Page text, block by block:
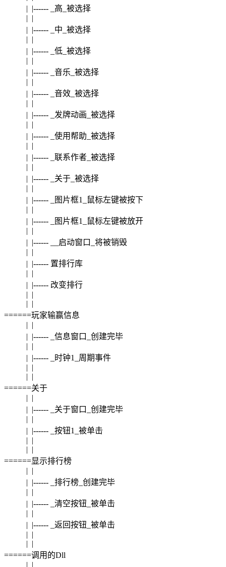
| |------ _高_被选择
| |
| |------ _中_被选择
| |
| |------ _低_被选择
| |
| |------ _音乐_被选择
| |
| |------ _音效_被选择
| |
| |------ _发牌动画_被选择
| |
| |------ _使用帮助_被选择
| |
| |------ _联系作者_被选择
| |
| |------ _关于_被选择
| |
| |------ _图片框1_鼠标左键被按下
| |
| |------ _图片框1_鼠标左键被放开
| |
| |------ __启动窗口_将被销毁
| |
| |------ 置排行库
| |
| |------ 改变排行
| |
| |
======玩家输赢信息
| |
| |------ _信息窗口_创建完毕
| |
| |------ _时钟1_周期事件
| |
| |
======关于
| |
| |------ _关于窗口_创建完毕
| |
| |------ _按钮1_被单击
| |
| |
======显示排行榜
| |
| |------ _排行榜_创建完毕
| |
| |------ _清空按钮_被单击
| |
| |------ _返回按钮_被单击
| |
| |
======调用的Dll
| |